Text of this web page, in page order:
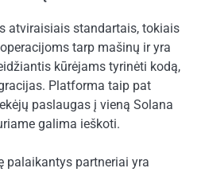
atviraisiais standartais, tokiais
tarp mašinų ir yra
kūrėjams tyrinėti kodą,
Platforma taip pat
paslaugas į vieną Solana
galima ieškoti.
palaikantys partneriai yra